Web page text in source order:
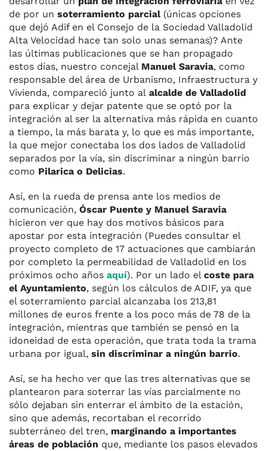
de por un soterramiento parcial(únicas opciones
que dejó Adif en el Consejo de la Sociedad Valladolid
Alta Velocidad hace tan solo unas semanas)? Ante
las últimas publicaciones que se han propagado
estos días, nuestro concejal Manuel Saravia, como
responsable del área de Urbanismo, Infraestructura y
Vivienda, compareció junto al alcalde de Valladolid
para explicar y dejar patente que se optó por la
integración al ser la alternativa más rápida en cuanto
a tiempo, la más barata y, lo que es más importante,
la que mejor conectaba los dos lados de Valladolid
separados por la vía, sin discriminar a ningún barrio
como Pilarica o Delicias.
Así, en la rueda de prensa ante los medios de
comunicación, Óscar Puente y Manuel Saravia
hicieron ver que hay dos motivos básicos para
apostar por esta integración (Puedes consultar el
proyecto completo de 17 actuaciones que cambiarán
por completo la permeabilidad de Valladolid en los
próximos ocho años aquí). Por un lado el coste para
el Ayuntamiento, según los cálculos de ADIF, ya que
el soterramiento parcial alcanzaba los 213,81
millones de euros frente a los poco más de 78 de la
integración, mientras que también se pensó en la
idoneidad de esta operación, que trata toda la trama
urbana por igual, sin discriminar a ningún barrio.
Así, se ha hecho ver que las tres alternativas que se
plantearon para soterrar las vías parcialmente no
sólo dejaban sin enterrar el ámbito de la estación,
sino que además, recortaban el recorrido
subterráneo del tren, marginando a importantes
áreas de población que, mediante los pasos elevados